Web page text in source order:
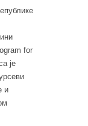
for
је
и